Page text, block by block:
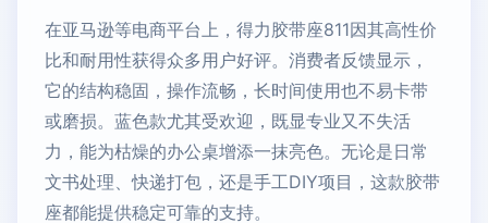
在亚马逊等电商平台上，得力胶带座811因其高性价
比和耐用性获得众多用户好评。消费者反馈显示，
它的结构稳固，操作流畅，长时间使用也不易卡带
或磨损。蓝色款尤其受欢迎，既显专业又不失活
力，能为枯燥的办公桌增添一抹亮色。无论是日常
文书处理、快递打包，还是手工DIY项目，这款胶带
座都能提供稳定可靠的支持。